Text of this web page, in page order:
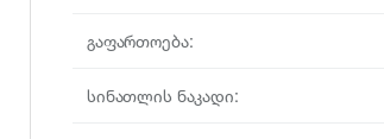
გაფართოება:
სინათლის ნაკადი: